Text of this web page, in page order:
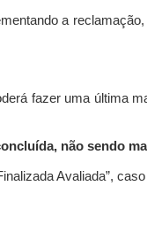
a
fazer uma última
não sendo
Avaliada”,